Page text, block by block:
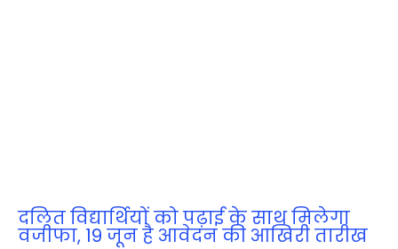
दलित विद्यार्थियों को पढ़ाई के साथ मिलेगा
वजीफा, 19 जून है आवेदन की आखिरी तारीख